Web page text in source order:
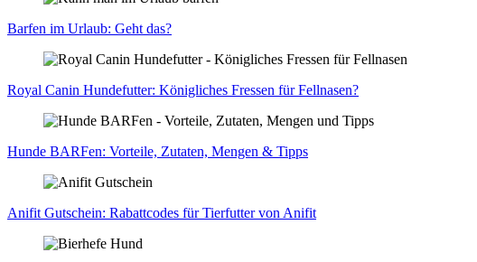
Bar­fen im Urlaub: Geht das?
Roy­al Canin Hun­de­fut­ter: König­li­ches Fres­sen für Fell­na­sen?
Hun­de BAR­Fen: Vor­tei­le, Zuta­ten, Men­gen & Tipps
Ani­fit Gut­schein: Rabatt­codes für Tier­fut­ter von Ani­fit